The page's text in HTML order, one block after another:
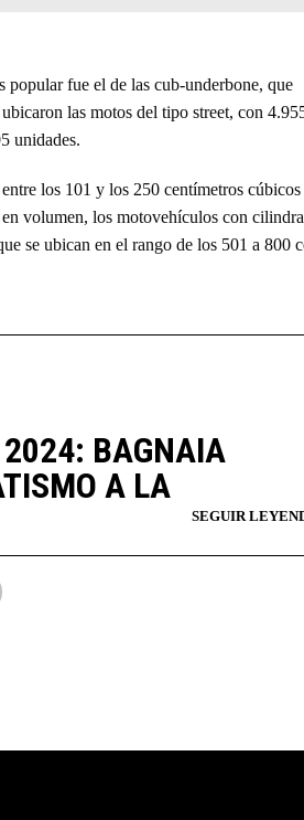
popular fue el de las cub-underbone, que
las motos del tipo street, con
unidades.
los 101 y los 250 centímetros
volumen, los motovehículos con
se ubican en el rango de los 501 a 800
BAGNAIA
A LA